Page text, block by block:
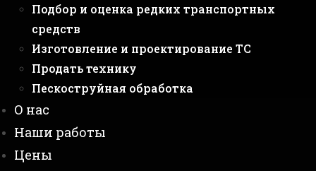
Подбор и оценка редких транспортных
средств
Изготовление и проектирование ТС
Продать технику
Пескоструйная обработка
О нас
Наши работы
Цены